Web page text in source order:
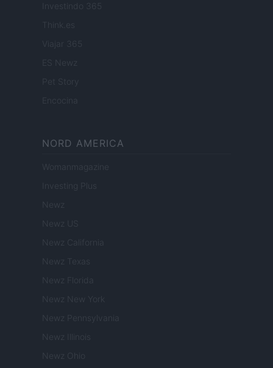
Investindo 365
Think.es
Viajar 365
ES Newz
Encocina
NORD AMERICA
Womanmagazine
Investing Plus
Newz
Newz US
Newz California
Newz Texas
Newz Florida
Newz New York
Newz Pennsylvania
Newz Illinois
Newz Ohio